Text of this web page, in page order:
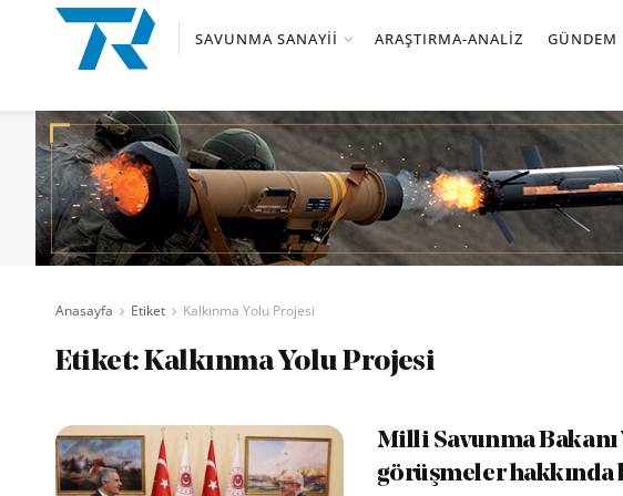
SAVUNMA SANAYII ARAŞTIRMA-ANALIZ GÜNDEM
Anasayfa Etiket Kalkınma Yolu Projesi
Etiket:Kalkınma Yolu Projesi
Milli Savunma Bakanı
görüşmeler hakkında